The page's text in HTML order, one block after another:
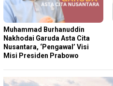
Muhammad Burhanuddin
Nakhodai Garuda Asta Cita
Nusantara, ‘Pengawal’ Visi
Misi Presiden Prabowo